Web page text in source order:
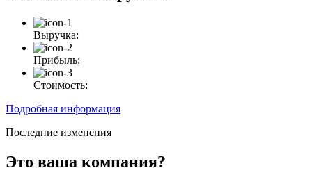
Выручка:
Прибыль:
Стоимость:
Подробная информация
Последние изменения
Это ваша компания?